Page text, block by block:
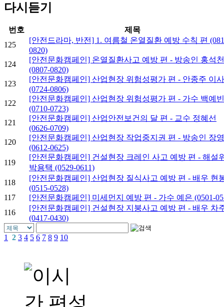
다시듣기
번호
제목
125
[안전드라마, 반전] 1. 여름철 온열질환 예방 수칙 편
0820)
124
[안전문화캠페인] 온열질환사고 예방 편 - 방송인 홍석천
(0807-0820)
123
[안전문화캠페인] 산업현장 위험성평가 편 - 안종주 이
(0724-0806)
122
[안전문화캠페인] 산업현장 위험성평가 편 - 가수 백예빈
(0710-0723)
121
[안전문화캠페인] 산업안전보건의 달 편 - 교수 정혜선
(0626-0709)
120
[안전문화캠페인] 산업현장 작업중지권 편 - 방송인 장
(0612-0625)
119
[안전문화캠페인] 건설현장 크레인 사고 예방 편 - 해설
박용택 (0529-0611)
118
[안전문화캠페인] 산업현장 질식사고 예방 편 - 배우 현
(0515-0528)
117
[안전문화캠페인] 미세먼지 예방 편 - 가수 예은 (0501-
116
[안전문화캠페인] 건설현장 지붕사고 예방 편 - 배우 차
(0417-0430)
1 2 3 4 5 6 7 8 9 10